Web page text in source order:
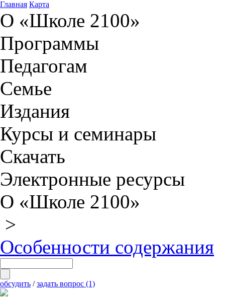
Главная Карта
О «Школе 2100»
Программы
Педагогам
Семье
Издания
Курсы и семинары
Скачать
Электронные ресурсы
О «Школе 2100»
>
Особенности содержания
обсудить /задать вопрос (1)